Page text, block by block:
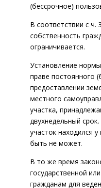
(бессрочное)
В соответствии с ч.
собственность
ограничивается.
Установление
праве постоянного
предоставлении
местного
участка,
двухнедельный
участок находился
быть не может.
В то же время
государственной
гражданам для